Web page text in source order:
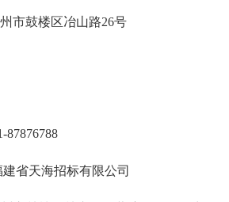
鼓楼区冶山路26号
省天海招标有限公司